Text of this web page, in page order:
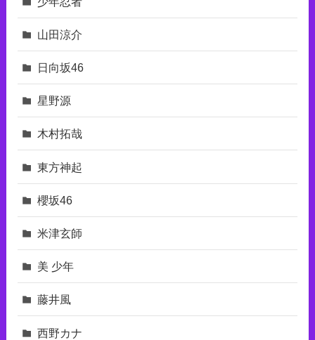
山田涼介
日向坂46
星野源
木村拓哉
東⽅神起
櫻坂46
米津玄師
美 少年
藤井風
西野カナ